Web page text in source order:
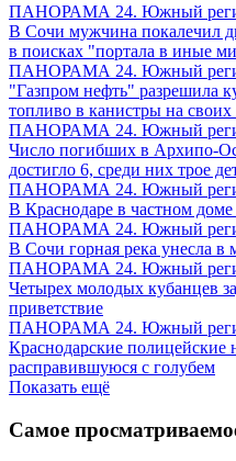
ПАНОРАМА 24. Южный
В Сочи мужчина покалечил
в поисках "портала в иные
ПАНОРАМА 24. Южный
"Газпром нефть" разрешила
топливо в канистры на своих
ПАНОРАМА 24. Южный
Число погибших в Архипо-
достигло 6, среди них трое
ПАНОРАМА 24. Южный
В Краснодаре в частном
ПАНОРАМА 24. Южный
В Сочи горная река унесла в
ПАНОРАМА 24. Южный
Четырех молодых кубанцев
приветствие
ПАНОРАМА 24. Южный
Краснодарские
расправившуюся с голубем
Показать ещё
Самое